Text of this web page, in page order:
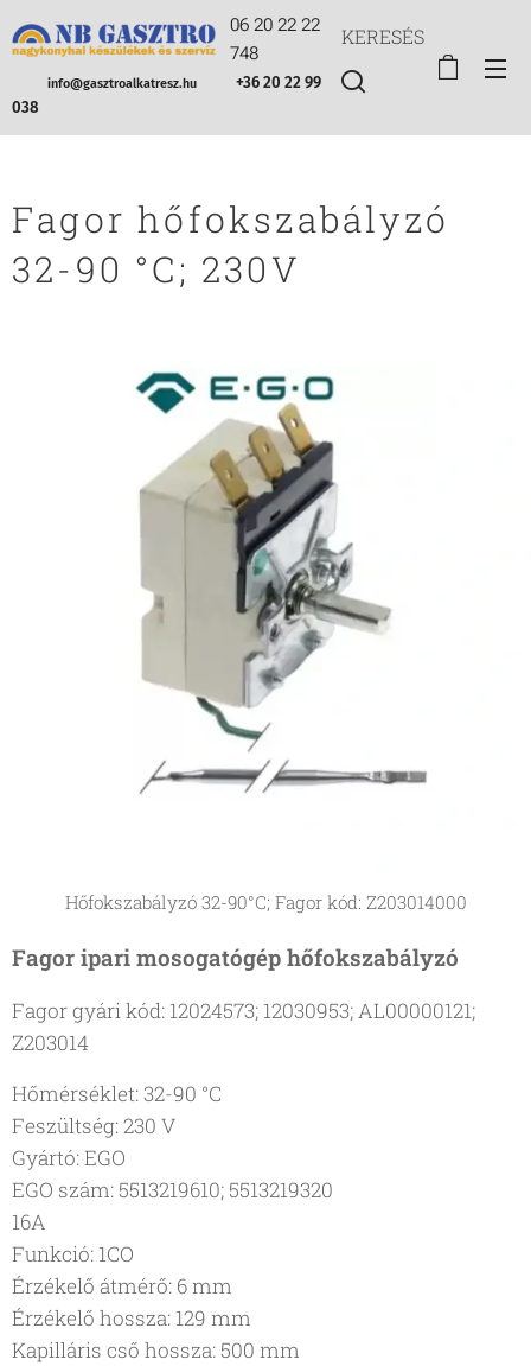
06 20 22 22
748
info@gasztroalkatresz.hu
+36 20 22 99
038
KERESÉS
Fagor hőfokszabályzó
32-90 °C; 230V
Hőfokszabályzó 32-90°C; Fagor kód: Z203014000
Fagor ipari mosogatógép hőfokszabályzó
Fagor gyári kód: 12024573; 12030953; AL00000121;
Z203014
Hőmérséklet: 32-90 °C
Feszültség: 230 V
Gyártó: EGO
EGO szám: 5513219610; 5513219320
16A
Funkció: 1CO
Érzékelő átmérő: 6 mm
Érzékelő hossza: 129 mm
Kapilláris cső hossza: 500 mm